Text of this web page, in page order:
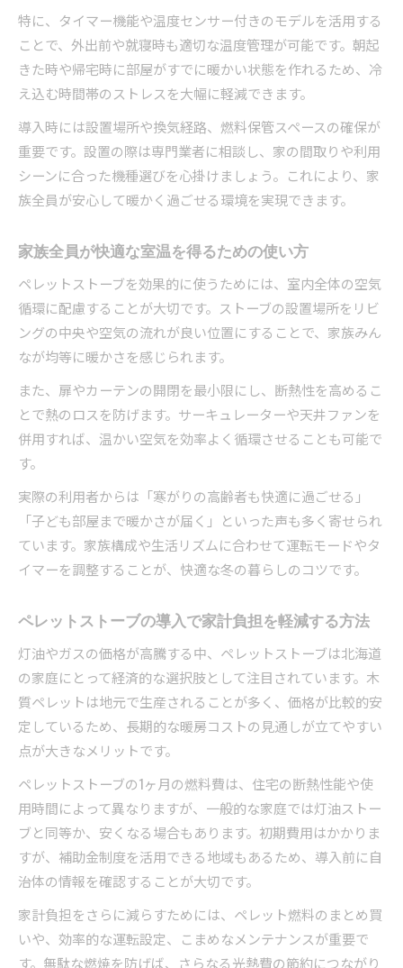
持続可能な生活を支える暖房機器の魅力
ペレットストーブで始める持続可能なエネルギ
ー生活
環境と経済の両面に配慮した暖房選びのポイン
木質ペレットの将来性と今後の可能性を探る
地域コミュニティ活性化に貢献する暖房機器
ペレットストーブの導入が家庭に与えるメリッ
ストーブ選びに悩む方へ賢い選択のポイント
ペレットストーブ導入前に押さえたい選び方の
コツ
設置条件やランニングコストの比較ポイントを
解説
メンテナンスや燃料供給の不安を解消する方法
ペレットストーブの欠点と対策について知る
生活スタイルに合う暖房機器を見極めるポイン
特に、タイマー機能や温度センサー付きのモデルを活用する
ことで、外出前や就寝時も適切な温度管理が可能です。朝起
きた時や帰宅時に部屋がすでに暖かい状態を作れるため、冷
え込む時間帯のストレスを大幅に軽減できます。
導入時には設置場所や換気経路、燃料保管スペースの確保が
重要です。設置の際は専門業者に相談し、家の間取りや利用
シーンに合った機種選びを心掛けましょう。これにより、家
族全員が安心して暖かく過ごせる環境を実現できます。
家族全員が快適な室温を得るための使い方
ペレットストーブを効果的に使うためには、室内全体の空気
循環に配慮することが大切です。ストーブの設置場所をリビ
ングの中央や空気の流れが良い位置にすることで、家族みん
なが均等に暖かさを感じられます。
また、扉やカーテンの開閉を最小限にし、断熱性を高めるこ
とで熱のロスを防げます。サーキュレーターや天井ファンを
併用すれば、温かい空気を効率よく循環させることも可能で
す。
実際の利用者からは「寒がりの高齢者も快適に過ごせる」
「子ども部屋まで暖かさが届く」といった声も多く寄せられ
ています。家族構成や生活リズムに合わせて運転モードやタ
イマーを調整することが、快適な冬の暮らしのコツです。
ペレットストーブの導入で家計負担を軽減する方法
灯油やガスの価格が高騰する中、ペレットストーブは北海道
の家庭にとって経済的な選択肢として注目されています。木
質ペレットは地元で生産されることが多く、価格が比較的安
定しているため、長期的な暖房コストの見通しが立てやすい
点が大きなメリットです。
ペレットストーブの1ヶ月の燃料費は、住宅の断熱性能や使
用時間によって異なりますが、一般的な家庭では灯油ストー
ブと同等か、安くなる場合もあります。初期費用はかかりま
すが、補助金制度を活用できる地域もあるため、導入前に自
治体の情報を確認することが大切です。
家計負担をさらに減らすためには、ペレット燃料のまとめ買
いや、効率的な運転設定、こまめなメンテナンスが重要で
す。無駄な燃焼を防げば、さらなる光熱費の節約につながり